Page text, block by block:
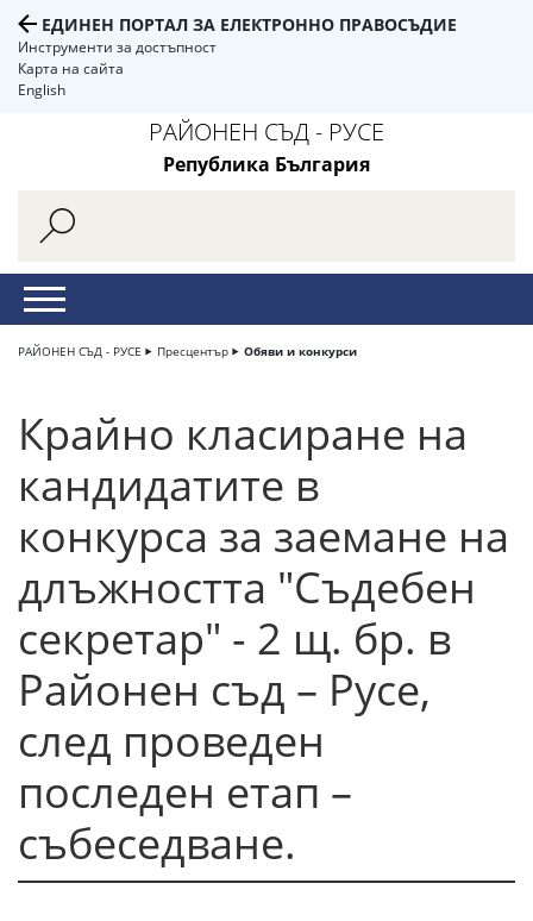
ЕДИНЕН ПОРТАЛ ЗА ЕЛЕКТРОННО ПРАВОСЪДИЕ
Инструменти за достъпност
Карта на сайта
English
РАЙОНЕН СЪД - РУСЕ
Република България
РАЙОНЕН СЪД - РУСЕ Пресцентър Обяви и конкурси
Крайно класиране на
кандидатите в
конкурса за заемане на
длъжността "Съдебен
секретар" - 2 щ. бр. в
Районен съд – Русе,
след проведен
последен етап –
събеседване.